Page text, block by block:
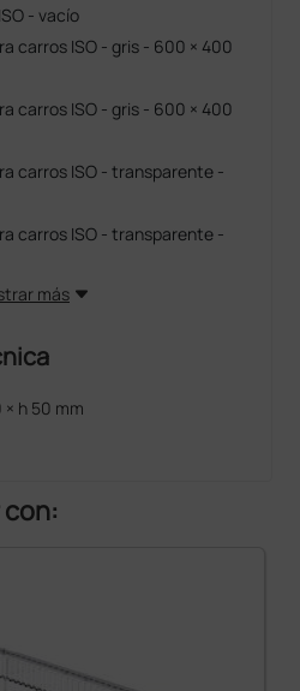
- vacío
carros ISO - gris - 600 × 400
carros ISO - gris - 600 × 400
carros ISO - transparente -
carros ISO - transparente -
más
h 50 mm